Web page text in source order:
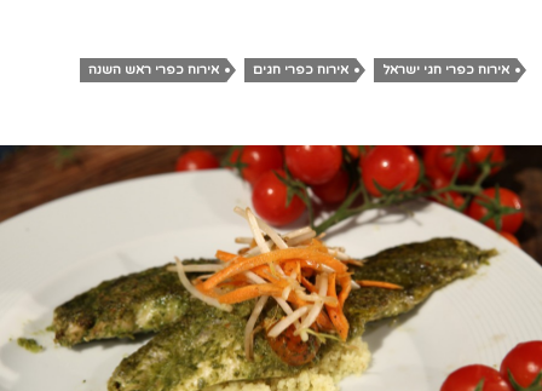
אירוח כפרי חגי ישראל אירוח כפרי חגים אירוח כפרי ראש השנה